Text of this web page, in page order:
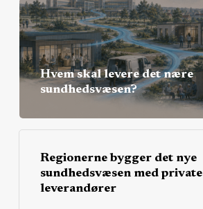
Hvem skal levere det nære
sundhedsvæsen?
Regionerne bygger det nye
sundhedsvæsen med private
leverandører